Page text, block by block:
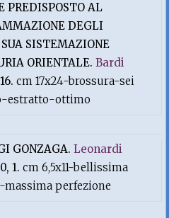
PREDISPOSTO AL
DEGLI
SISTEMAZIONE
ORIENTALE.Bardi
cm 17x24-brossura-sei
estratto-ottimo
GONZAGA.Leonardi
1.cm 6,5x11-bellissima
perfezione